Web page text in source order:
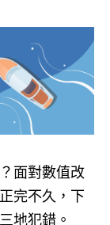
面對數值改
完不久，下
地犯錯。